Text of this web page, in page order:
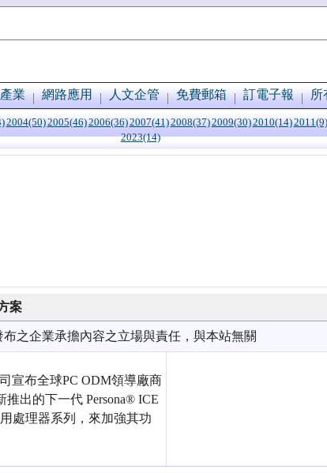
業 網路應用 人文企管 免費郵箱 訂電子報 所
2004(50)2005(46)2006(36)2007(41)2008(37)2009(30)2010(14)2011(9)
2023(14)
案
布之企業承擔內容之立場與責任，與本站無關
宣布全球PC ODM領導廠商
出的下一代 Persona® ICE
用處理器系列，來加強其功